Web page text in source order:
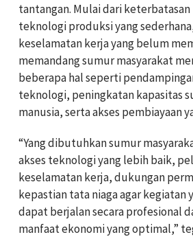
tantangan. Mulai dari
teknologi produksi yang
keselamatan kerja yang belum
memandang sumur masyarakat
beberapa hal seperti
teknologi, peningkatan kapasitas
manusia, serta akses pembiayaan
“Yang dibutuhkan sumur
akses teknologi yang lebih baik,
keselamatan kerja, dukungan
kepastian tata niaga agar kegiatan
dapat berjalan secara profesional
manfaat ekonomi yang optimal,”